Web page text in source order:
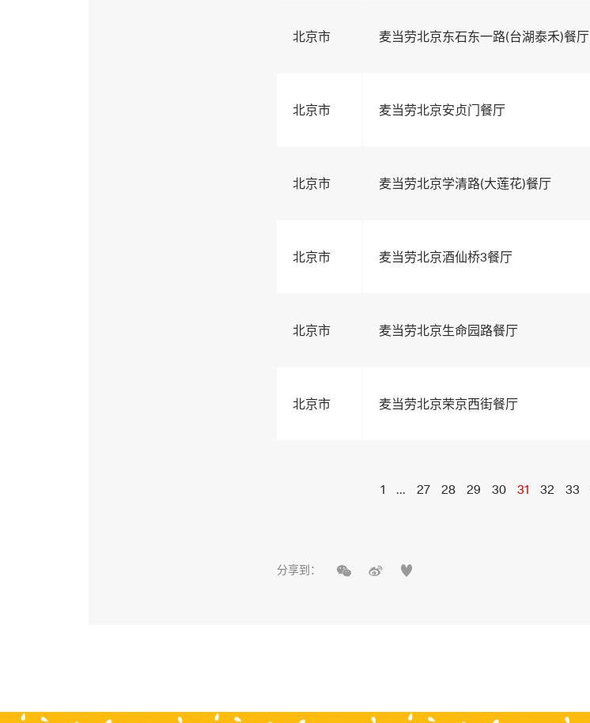
北京市 麦当劳北京东石东一路(台湖泰禾)餐厅
北京市 麦当劳北京安贞门餐厅
北京市 麦当劳北京学清路(大莲花)餐厅
北京市 麦当劳北京酒仙桥3餐厅
北京市 麦当劳北京生命园路餐厅
北京市 麦当劳北京荣京西街餐厅
1 ... 27 28 29 30 31 32 33
分享到：   